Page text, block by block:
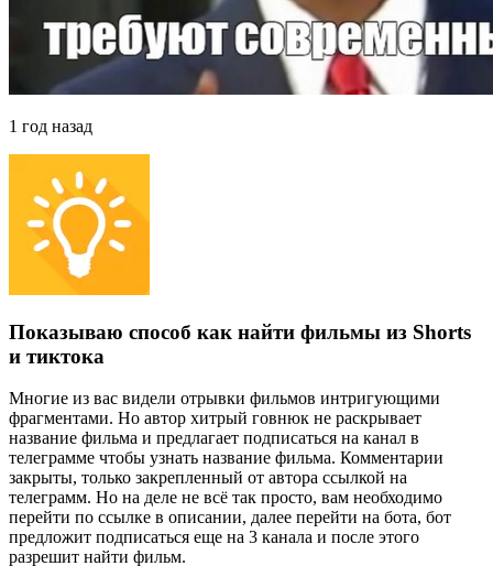
1 год назад
Показываю способ как найти фильмы из Shorts
и тиктока⁠ ⁠
Многие из вас видели отрывки фильмов интригующими
фрагментами. Но автор хитрый говнюк не раскрывает
название фильма и предлагает подписаться на канал в
телеграмме чтобы узнать название фильма. Комментарии
закрыты, только закрепленный от автора ссылкой на
телеграмм. Но на деле не всё так просто, вам необходимо
перейти по ссылке в описании, далее перейти на бота, бот
предложит подписаться еще на 3 канала и после этого
разрешит найти фильм.